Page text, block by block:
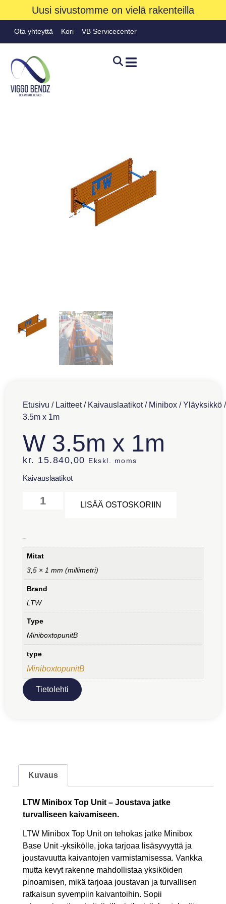
Uusi sivustomme on vielä rakenteilla
Ota yhteyttä Kori VB Servicecenter
Etusivu / Laitteet/ Kaivauslaatikot/ Minibox /Yläyksikkö
3.5m x 1m
W 3.5m x 1m
kr. 15.840,00 Ekskl. moms
Kaivauslaatikot
LISÄÄ OSTOSKORIIN
Mitat
3,5 × 1 mm (millimetri)
Brand
LTW
Type
MiniboxtopunitB
type
MiniboxtopunitB
Tietolehti
Kuvaus
LTW Minibox Top Unit – Joustava jatke
turvalliseen kaivamiseen.
LTW Minibox Top Unit on tehokas jatke Minibox
Base Unit -yksikölle, joka tarjoaa lisäsyvyyttä ja
joustavuutta kaivantojen varmistamisessa. Vankka
mutta kevyt rakenne mahdollistaa yksiköiden
pinoamisen, mikä tarjoaa joustavan ja turvallisen
ratkaisun syvempiin kaivantoihin. Sopii